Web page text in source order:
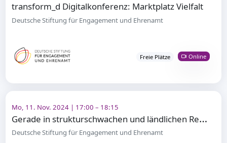
transform_d Digitalkonferenz: Marktplatz Vielfalt
Deutsche Stiftung für Engagement und Ehrenamt
Freie Plätze Online
Mo, 11. Nov. 2024 | 17:00 – 18:15
G
erade in strukturschwachen und ländlichen Regionen sind bürgerschaftliches Engagement und Ehrenamt
Deutsche Stiftung für Engagement und Ehrenamt